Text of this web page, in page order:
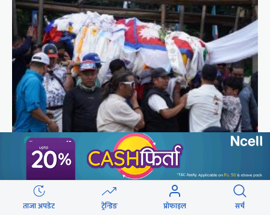
पर्वतारोही पुरबहादुर गुरुङको अन्त्येष्टि (तस्वीरहरू)
ताजा अपडेट ट्रेन्डिङ प्रोफाइल सर्च